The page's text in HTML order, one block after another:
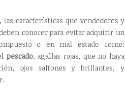
las características que vendedores y
conocer para evitar adquirir un
o en mal estado como:
pescado, agallas rojas, que no haya
ojos saltones y brillantes, y